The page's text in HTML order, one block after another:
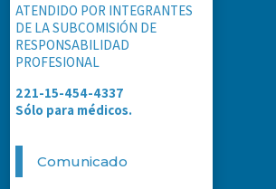
ATENDIDO POR INTEGRANTES
DE LA SUBCOMISIÓN DE
RESPONSABILIDAD
PROFESIONAL
221-15-454-4337
Sólo para médicos.
Comunicado